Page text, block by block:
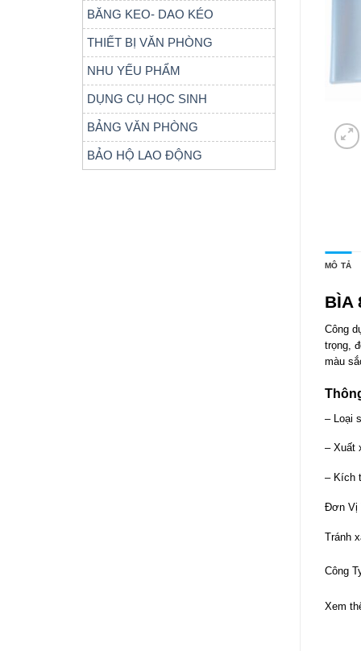
BĂNG KEO- DAO KÉO
THIẾT BỊ VĂN PHÒNG
NHU YẾU PHẨM
DỤNG CỤ HỌC SINH
BẢNG VĂN PHÒNG
BẢO HỘ LAO ĐỘNG
MÔ TẢ
BÌA
Công
trọng,
màu
– Loại
– Xuất
– Kích
Đơn Vị
Tránh
Công
Xem